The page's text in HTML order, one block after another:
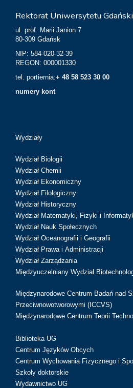
Rektorat Uniwersytetu
ul. prof. Marii Janion 7
80-309 Gdańsk
NIP: 584-020-32-39
REGON: 000001330
tel. portiernia:+ 48 58 523 30 00
numery kont
Wydziały
Wydział Biologii
Wydział Chemii
Wydział Ekonomiczny
Wydział Filologiczny
Wydział Historyczny
Wydział Matematyki, Fizyki i
Wydział Nauk Społecznych
Wydział Oceanografii i Geografii
Wydział Prawa i Administracji
Wydział Zarządzania
Międzyuczelniany Wydział
Międzynarodowe Centrum Badań nad
Przeciwnowotworowymi (ICCVS)
Międzynarodowe Centrum Teorii
Biblioteka UG
Centrum Języków Obcych
Centrum Wychowania Fizycznego i
Szkoły doktorskie
Wydawnictwo UG